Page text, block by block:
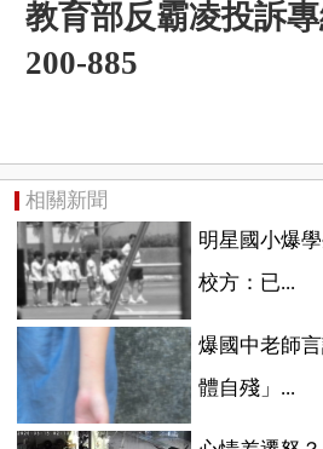
教育部反霸凌投訴
200-885
相關新聞
明星國小爆
校方：已...
爆國中老師
體自殘」...